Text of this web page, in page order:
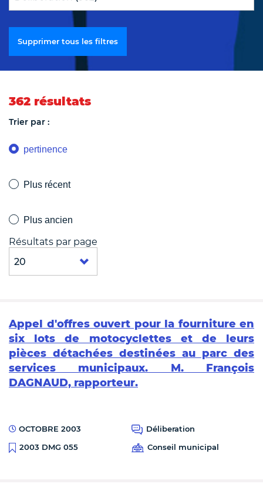
Supprimer tous les filtres
362 résultats
Trier par :
pertinence
Plus récent
Plus ancien
Résultats par page
Appel d'offres ouvert pour la fourniture en
six lots de motocyclettes et de leurs
pièces détachées destinées au parc des
services municipaux. M. François
DAGNAUD, rapporteur.
OCTOBRE 2003
Déliberation
2003 DMG 055
Conseil municipal